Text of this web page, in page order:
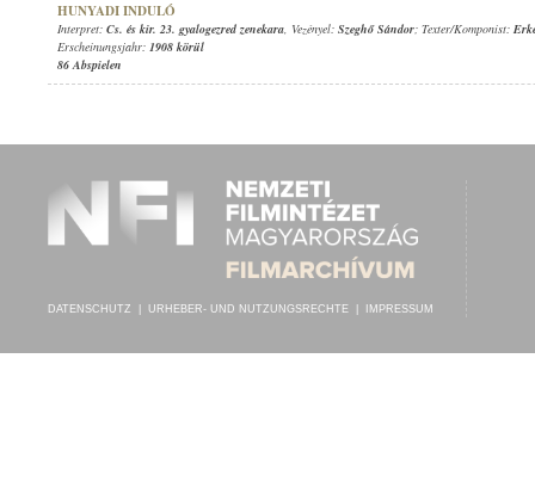
HUNYADI INDULÓ
Interpret: Cs. és kir. 23. gyalogezred zenekara, Vezényel: Szeghő Sándor; Texter/Komponist:
Erscheinungsjahr: 1908 körül
86 Abspielen
DATENSCHUTZ URHEBER- UND NUTZUNGSRECHTE IMPRESSUM